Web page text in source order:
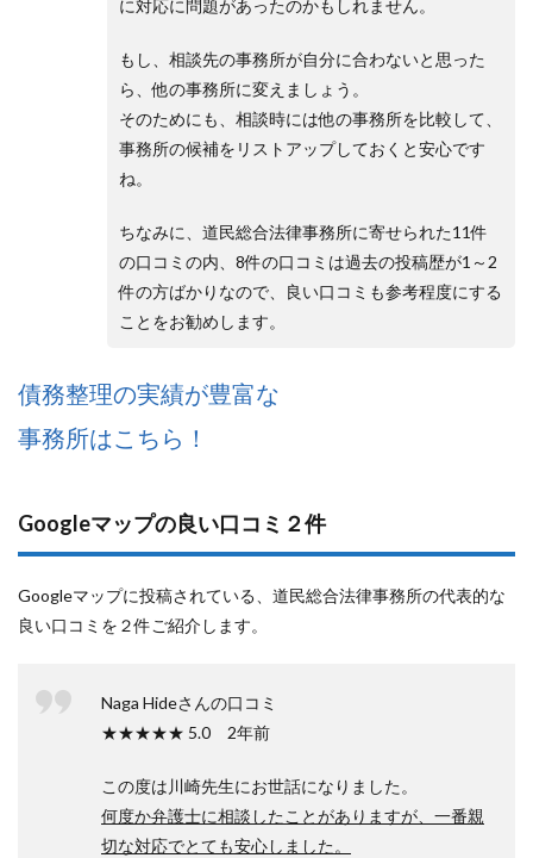
に対応に問題があったのかもしれません。
もし、相談先の事務所が自分に合わないと思った
ら、他の事務所に変えましょう。
そのためにも、相談時には他の事務所を比較して、
事務所の候補をリストアップしておくと安心です
ね。
ちなみに、道民総合法律事務所に寄せられた11件
の口コミの内、8件の口コミは過去の投稿歴が1～2
件の方ばかりなので、良い口コミも参考程度にする
ことをお勧めします。
債務整理の実績が豊富な
事務所はこちら！
Googleマップの良い口コミ２件
Googleマップに投稿されている、道民総合法律事務所の代表的な
良い口コミを２件ご紹介します。
Naga Hideさんの口コミ
★★★★★ 5.0 2年前
この度は川崎先生にお世話になりました。
何度か弁護士に相談したことがありますが、一番親
切な対応でとても安心しました。